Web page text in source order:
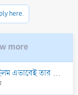
here.
more
যে ব্যক্তি ইলম অনুযায়ী আমল করে না, ইলম এভাবেই তার কাছ থেকে ঝরে পড়ে